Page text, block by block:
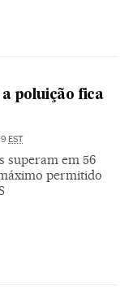
a poluição fica
EST
superam em 56
permitido